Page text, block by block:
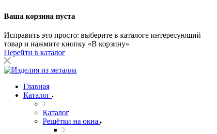
Ваша корзина пуста
Исправить это просто: выберите в каталоге интересующий
товар и нажмите кнопку «В корзину»
Перейти в каталог
Главная
Каталог
Каталог
Решётки на окна